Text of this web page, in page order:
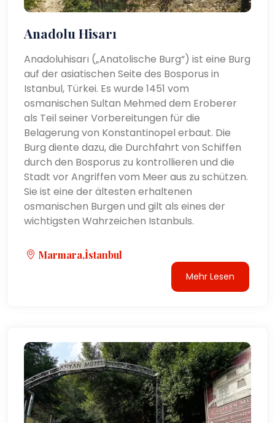
Anadolu Hisarı
Anadoluhisarı („Anatolische Burg“) ist eine Burg
auf der asiatischen Seite des Bosporus in
Istanbul, Türkei. Es wurde 1451 vom
osmanischen Sultan Mehmed dem Eroberer
als Teil seiner Vorbereitungen für die
Belagerung von Konstantinopel erbaut. Die
Burg diente dazu, die Durchfahrt von Schiffen
durch den Bosporus zu kontrollieren und die
Stadt vor Angriffen vom Meer aus zu schützen.
Sie ist eine der ältesten erhaltenen
osmanischen Burgen und gilt als eines der
wichtigsten Wahrzeichen Istanbuls.
Marmara,İstanbul
Mehr Lesen